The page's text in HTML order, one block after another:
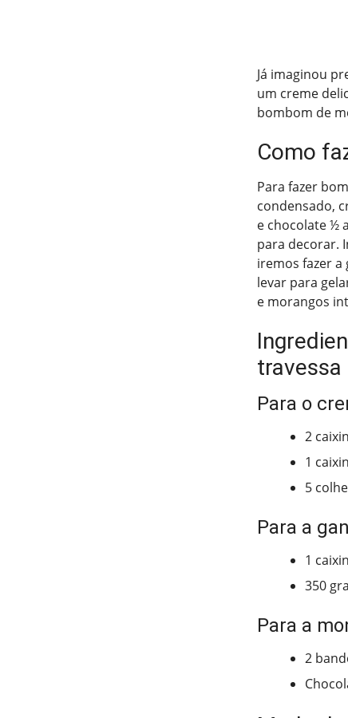
Já imaginou
um creme
bombom de
Como
Para fazer
condensado,
e chocolate ½
para decorar.
iremos fazer
levar para
e morangos
travessa
Para o
2
1
5
Para a
1
350
Para a
2